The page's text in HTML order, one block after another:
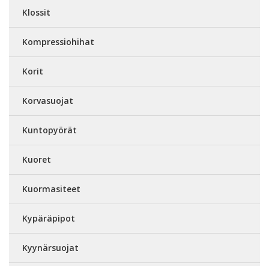
Klossit
Kompressiohihat
Korit
Korvasuojat
Kuntopyörät
Kuoret
Kuormasiteet
Kypäräpipot
Kyynärsuojat